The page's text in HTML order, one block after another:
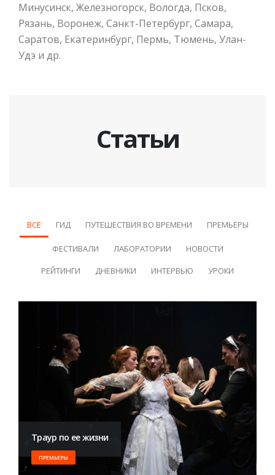
Минусинск, Железногорск, Вологда, Псков,
Рязань, Воронеж, Санкт-Петербург, Самара,
Саратов, Екатеринбург, Пермь, Тюмень, Улан-
Удэ и др.
Статьи
ВСЕ ГИД ПУТЕШЕСТВИЯ ВО ВРЕМЕНИ ПРЕМЬЕРЫ
ФЕСТИВАЛИ ЛАБОРАТОРИИ
НОВОСТИ
РЕЙТИНГИ
ДНЕВНИКИ ИНТЕРВЬЮ УРОКИ
Траур по ее жизни
ПРЕМЬЕРЫ